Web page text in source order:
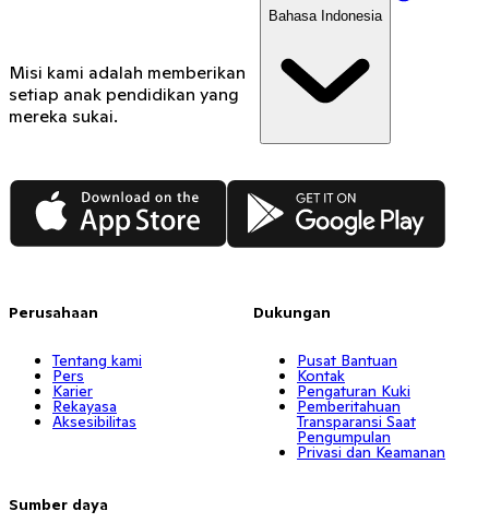
Misi kami adalah memberikan
setiap anak pendidikan yang
mereka sukai.
Bahasa Indonesia
App Store Google Play
Perusahaan
Tentang kami
Pers
Karier
Rekayasa
Aksesibilitas
Sumber daya
Dukungan
Pusat Bantuan
Kontak
Pengaturan Kuki
Pemberitahuan
Transparansi Saat
Pengumpulan
Privasi dan Keamanan